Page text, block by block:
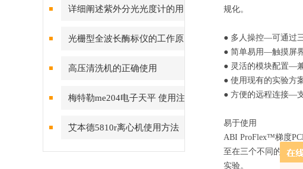
详细阐述紫外分光光度计的用
途及工作原理
光栅型全波长酶标仪的工作原
理
高压清洗机的正确使用
梅特勒me204电子天平 使用注
意事项
艾本德5810r离心机使用方法
简要步骤
规化。
● 多人操控—可通过
● 简单易用—触摸屏
● 灵活的模块配置—
● 使用现有的实验方
● 方便的远程连接—
易于使用
ABI ProFlex™梯度
至在三个不同的时间
实验。